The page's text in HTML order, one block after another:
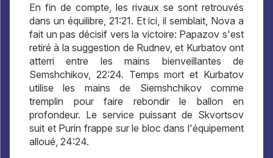
En fin de compte, les rivaux se sont retrouvés
dans un équilibre, 21:21. Et ici, il semblait, Nova a
fait un pas décisif vers la victoire: Papazov s'est
retiré à la suggestion de Rudnev, et Kurbatov ont
atterri entre les mains bienveillantes de
Semshchikov, 22:24. Temps mort et Kurbatov
utilise les mains de Siemshchikov comme
tremplin pour faire rebondir le ballon en
profondeur. Le service puissant de Skvortsov
suit et Purin frappe sur le bloc dans l'équipement
alloué, 24:24.